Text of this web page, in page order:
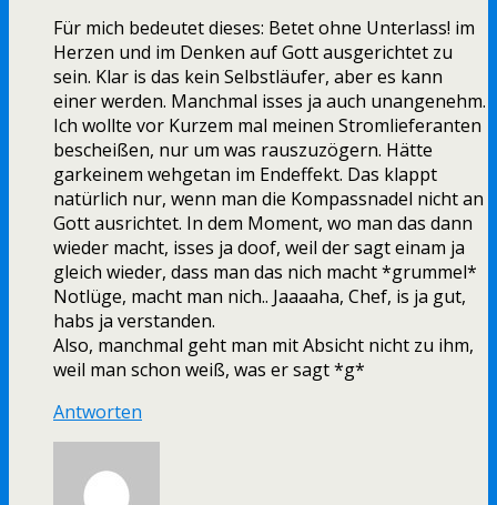
Für mich bedeutet dieses: Betet ohne Unterlass! im
Herzen und im Denken auf Gott ausgerichtet zu
sein. Klar is das kein Selbstläufer, aber es kann
einer werden. Manchmal isses ja auch unangenehm.
Ich wollte vor Kurzem mal meinen Stromlieferanten
bescheißen, nur um was rauszuzögern. Hätte
garkeinem wehgetan im Endeffekt. Das klappt
natürlich nur, wenn man die Kompassnadel nicht an
Gott ausrichtet. In dem Moment, wo man das dann
wieder macht, isses ja doof, weil der sagt einam ja
gleich wieder, dass man das nich macht *grummel*
Notlüge, macht man nich.. Jaaaaha, Chef, is ja gut,
habs ja verstanden.
Also, manchmal geht man mit Absicht nicht zu ihm,
weil man schon weiß, was er sagt *g*
Antworten